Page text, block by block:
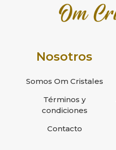
Nosotros
Somos Om Cristales
Términos y
condiciones
Contacto